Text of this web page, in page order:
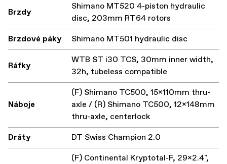
Brzdy
Shimano MT520 4-piston hydraulic
disc, 203mm RT64 rotors
Brzdové páky
Shimano MT501 hydraulic disc
Ráfky
WTB ST i30 TCS, 30mm inner width,
32h, tubeless compatible
Náboje
(F) Shimano TC500, 15x110mm thru-
axle / (R) Shimano TC500, 12x148mm
thru-axle, centerlock
Dráty
DT Swiss Champion 2.0
(F) Continental Kryptotal-F, 29x2.4",